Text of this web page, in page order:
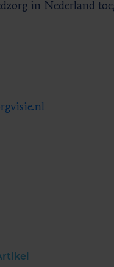
in Nederland